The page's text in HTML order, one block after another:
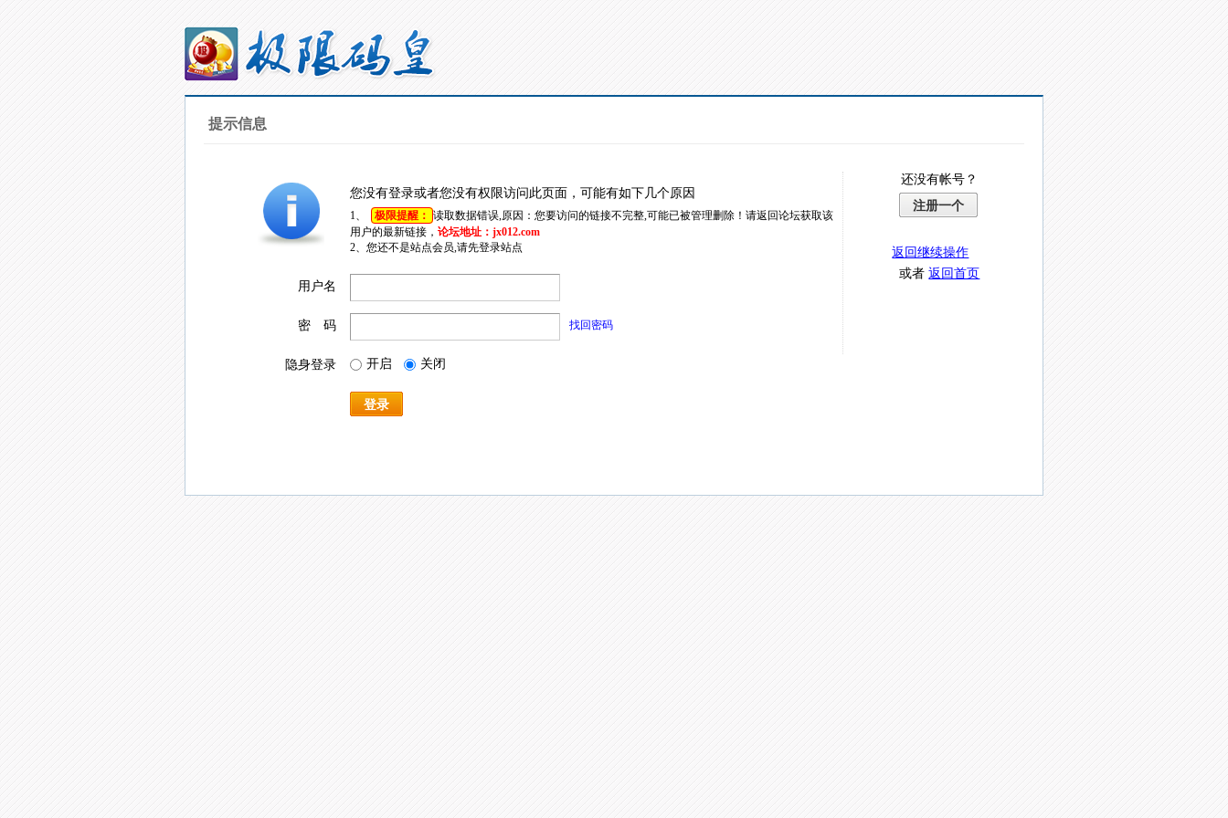
提示信息
您没有登录或者您没有权限访问此页面，可能有如下几个原因
1、 极限提醒： 读取数据错误,原因：您要访问的链接不完整,可能已被管理删除！请返回论坛获取该
用户的最新链接， 论坛地址：jx012.com
2、您还不是站点会员,请先登录站点
用户名
密 码 找回密码
隐身登录 开启 关闭
登录
还没有帐号？
注册一个
返回继续操作
或者返回首页